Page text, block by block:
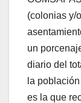
(colonias y/
un
diario del
la
es la que